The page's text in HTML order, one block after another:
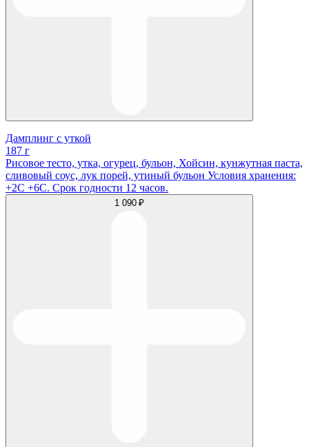
Дамплинг с уткой
187 г
Рисовое тесто, утка, огурец, бульон, Хойсин, кунжутная паста,
сливовый соус, лук порей, утиный бульон Условия хранения:
+2С +6С. Срок годности 12 часов.
1 090 ₽